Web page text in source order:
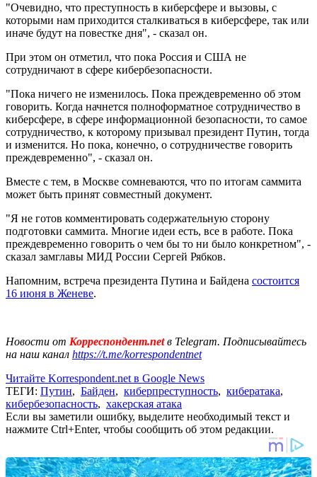
"Очевидно, что преступность в киберсфере и вызовы, с
которыми нам приходится сталкиваться в киберсфере, так или
иначе будут на повестке дня", - сказал он.
При этом он отметил, что пока Россия и США не
сотрудничают в сфере кибербезопасности.
"Пока ничего не изменилось. Пока преждевременно об этом
говорить. Когда начнется полноформатное сотрудничество в
киберсфере, в сфере информационной безопасности, то самое
сотрудничество, к которому призывал президент Путин, тогда
и изменится. Но пока, конечно, о сотрудничестве говорить
преждевременно", - сказал он.
Вместе с тем, в Москве сомневаются, что по итогам саммита
может быть принят совместный документ.
"Я не готов комментировать содержательную сторону
подготовки саммита. Многие идеи есть, все в работе. Пока
преждевременно говорить о чем бы то ни было конкретном", -
сказал замглавы МИД России Сергей Рябков.
Напомним, встреча президента Путина и Байдена состоится
16 июня в Женеве.
Новости от Корреспондент.netв Telegram. Подписывайтесь
на наш канал https://t.me/korrespondentnet
Читайте Korrespondent.net в Google News
ТЕГИ: Путин, Байден, киберпреступность, кибератака,
кибербезопасность, хакерская атака
Если вы заметили ошибку, выделите необходимый текст и
нажмите Ctrl+Enter, чтобы сообщить об этом редакции.